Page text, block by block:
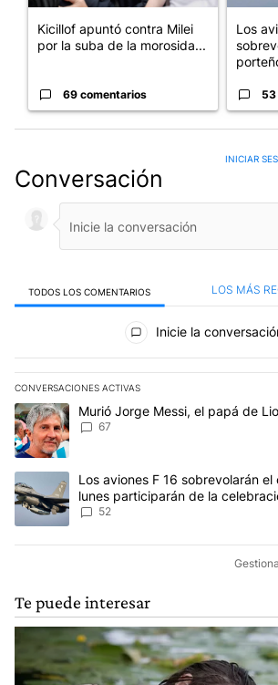
Kicillof apuntó contra Milei
por la suba de la morosida...
69 comentarios
Los
53
Conversación
INICIAR
TODOS LOS COMENTARIOS LOS MÁS
Todos los comentarios
Inicie la
CONVERSACIONES ACTIVAS
Este listado muestra los artículos con más
Un artículo de tendencia con el título
Murió Jorge Messi, el papá de
67
Un artículo de tendencia con el título "Los
Los aviones F 16 sobrevolarán
lunes participarán de la
Aérea
52